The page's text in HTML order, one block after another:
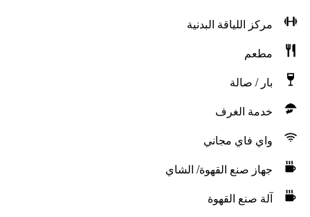
مركز اللياقة البدنية
مطعم
بار / صالة
خدمة الغرف
واي فاي مجاني
جهاز صنع القهوة/ الشاي
آلة صنع القهوة